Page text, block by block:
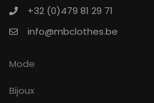
+32 (0)479 81 29 71
info@mbclothes.be
Mode
Bijoux